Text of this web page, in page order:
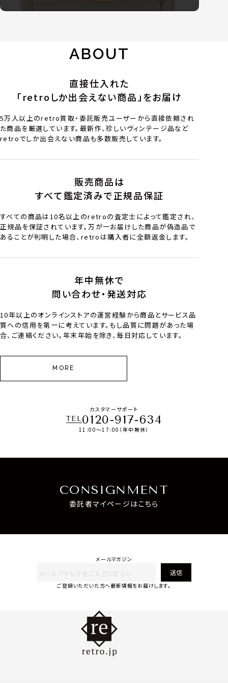
ABOUT
直接仕入れた
「retroしか出会えない商品」をお届け
5万人以上のretro買取・委託販売ユーザーから直接依頼され
た商品を厳選しています。最新作、珍しいヴィンテージ品など
retroでしか出会えない商品も多数販売しています。
販売商品は
すべて鑑定済みで正規品保証
すべての商品は10名以上のretroの査定士によって鑑定され、
正規品を保証されています。万が一お届けした商品が偽造品で
あることが判明した場合、retroは購入者に全額返金します。
年中無休で
問い合わせ・発送対応
10年以上のオンラインストアの運営経験から商品とサービス品
質への信用を第一に考えています。もし品質に問題があった場
合、ご連絡ください。年末年始を除き、毎日対応しています。
MORE
カスタマーサポート
TEL0120-917-634
11:00～17:00（年中無休）
CONSIGNMENT
委託者マイページはこちら
メールマガジン
送信
ご登録いただいた方へ最新情報をお届けします。